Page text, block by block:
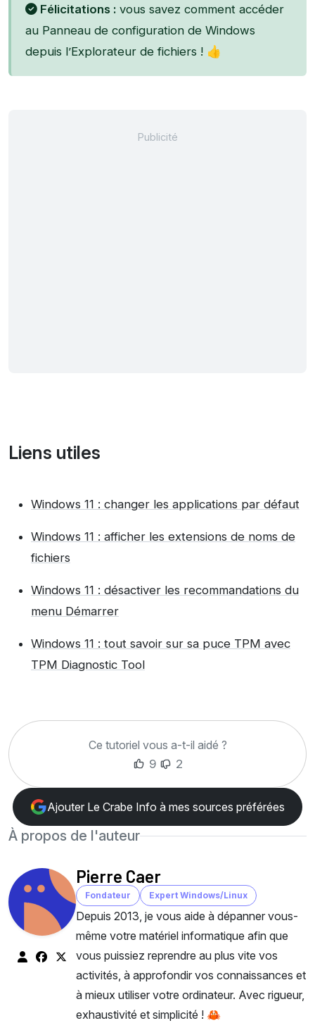
Félicitations : vous savez comment accéder
au Panneau de configuration de Windows
depuis l’Explorateur de fichiers ! 👍
Liens utiles
Windows 11 : changer les applications par défaut
Windows 11 : afficher les extensions de noms de
fichiers
Windows 11 : désactiver les recommandations du
menu Démarrer
Windows 11 : tout savoir sur sa puce TPM avec
TPM Diagnostic Tool
Ce tutoriel vous a-t-il aidé ?
9
2
Ajouter Le Crabe Info à mes sources préférées
À propos de l'auteur
Pierre Caer
Fondateur Expert Windows/Linux
Depuis 2013, je vous aide à dépanner vous-
même votre matériel informatique afin que
vous puissiez reprendre au plus vite vos
activités, à approfondir vos connaissances et
à mieux utiliser votre ordinateur. Avec rigueur,
exhaustivité et simplicité ! 🦀